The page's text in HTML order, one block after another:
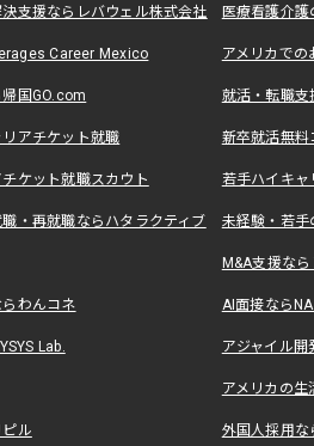
支援ならレバウェル株式会社 医療看護介
Career Mexico アメリカで
国GO.com 就活・転職
アチケット就職 新卒就活無料
ケット就職スカウト 若手ハイキ
・再就職ならハタラクティブ 未経験・若手
M&A支援な
わんコネ AI面接なら
Lab. アジャイル
アメリカの
ル 外国人採用